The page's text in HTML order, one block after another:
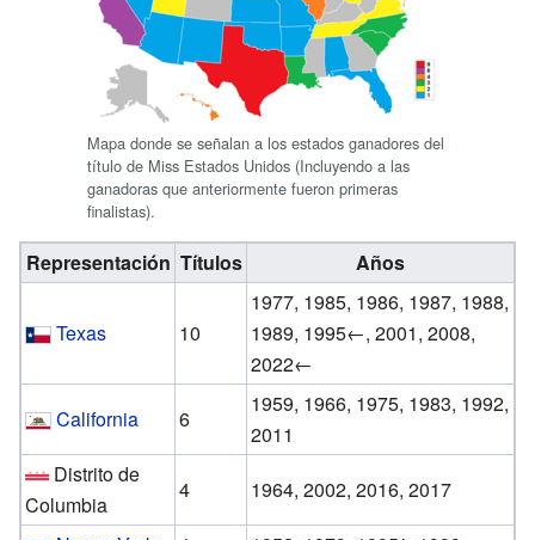
Mapa donde se señalan a los estados ganadores del
título de Miss Estados Unidos (Incluyendo a las
ganadoras que anteriormente fueron primeras
finalistas).
Representación Títulos Años
Texas 10
1977, 1985, 1986, 1987, 1988,
1989, 1995←, 2001, 2008,
2022←
California
6
1959, 1966, 1975, 1983, 1992,
2011
Distrito de
Columbia
4
1964, 2002, 2016, 2017